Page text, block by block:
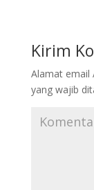
Kirim
Alamat email
yang wajib